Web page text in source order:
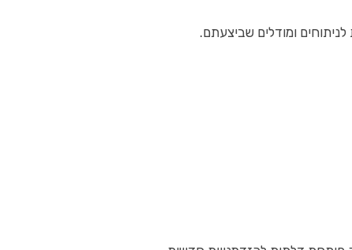
ומודלים שביצעתם.